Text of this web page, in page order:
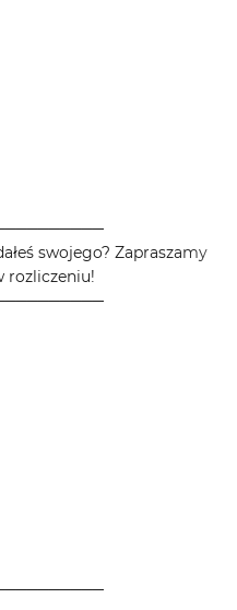
swojego? Zapraszamy
rozliczeniu!